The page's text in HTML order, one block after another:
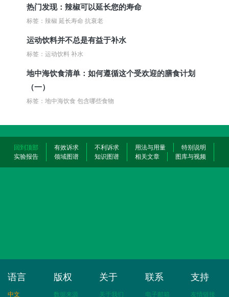
热门发现：辣椒可以延长您的寿命
标签：辣椒 延长寿命 抗衰老
运动饮料并不总是有益于补水
标签：运动饮料 补水
地中海饮食清单：如何遵循这个受欢迎的膳食计划
（一）
标签：地中海饮食 包含哪些食物
回到顶部 有效诉求 不利诉求 用法与用量
特别说明
实验报告
领域图谱 知识图谱 相关文章 图库与视频
语言
中文
版权
数据来源
关于
关于我们
联系
电子邮箱
支持
友情链接